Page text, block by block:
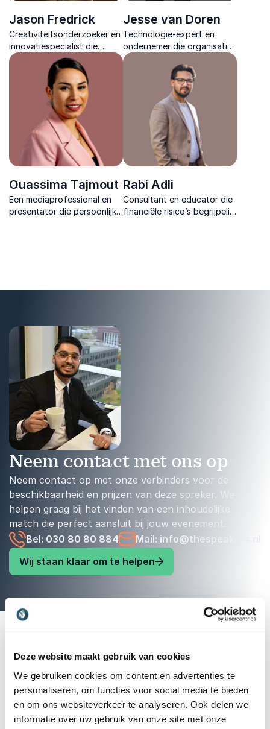
Deze website maakt gebruik van cookies
We gebruiken cookies om content en advertenties te
personaliseren, om functies voor social media te bieden
en om ons websiteverkeer te analyseren. Ook delen we
informatie over uw gebruik van onze site met onze
Jason Fredrick
Creativiteitsonderzoeker en
innovatiespecialist die
nieuwsgierigheid inzet als
krachtige brandstof voor
groei, samenwerking en
frisse oplossingen.
Jesse van Doren
Technologie-expert en
ondernemer die organisaties
meeneemt in de wereld van
AI, Big Data en innovatie en
laat zien hoe trends
vertaalbaar zijn naar actie.
Ouassima Tajmout
Een mediaprofessional en
presentator die persoonlijke
Rabi Adli
Consultant en educator die
financiële risico’s begrijpelijk
Neem contact met ons op
Neem contact op met onze verbinders voor de
beschikbaarheid en prijzen van deze spreker. We
helpen graag bij het vinden van een inhoudelijke
match die perfect aansluit bij jouw evenement.
Bel: 030 80 80 884
Mail: info@thespeakers.nl
Wij staan klaar om te helpen